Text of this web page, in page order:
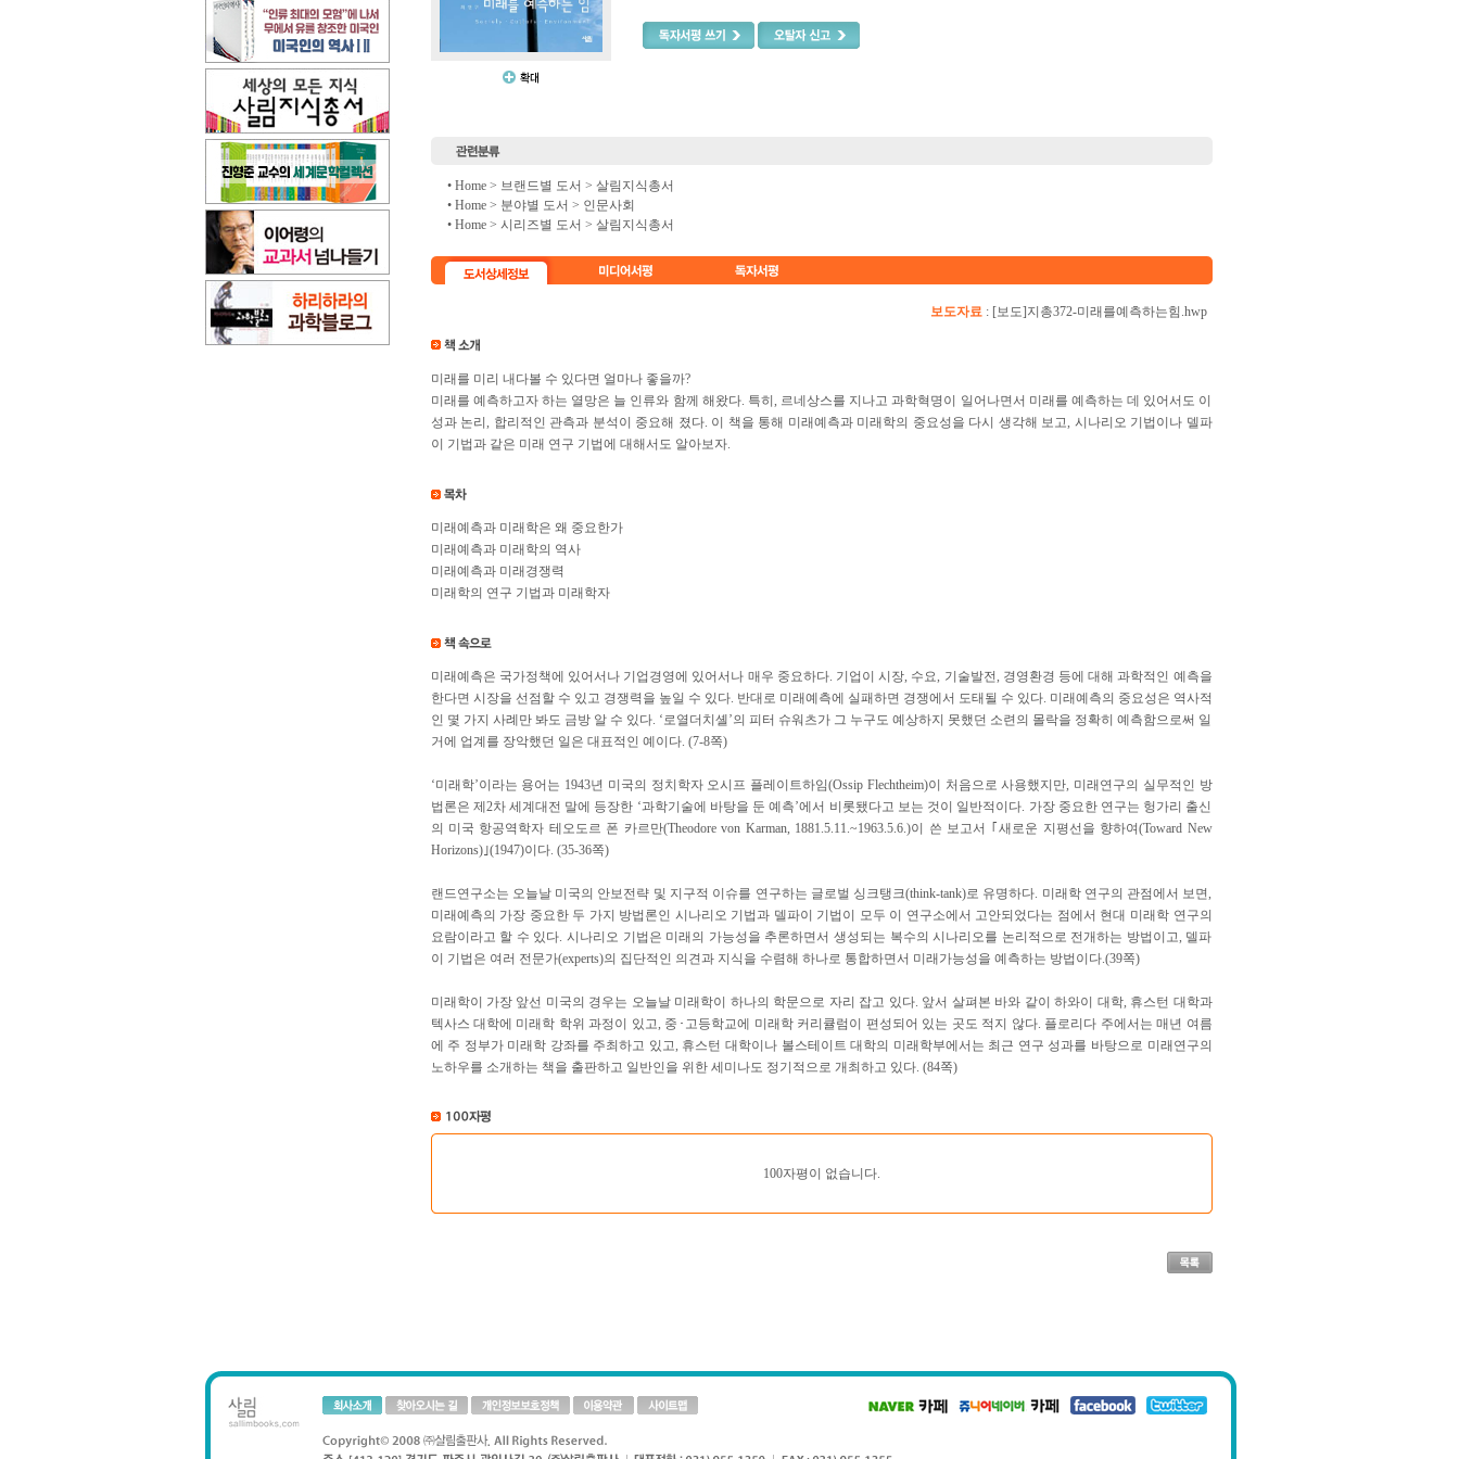
• Home > 브랜드별 도서 > 살림지식총서
• Home > 분야별 도서 > 인문사회
• Home > 시리즈별 도서 > 살림지식총서
보도자료: [보도]지총372-미래를예측하는힘.hwp
미래를 미리 내다볼 수 있다면 얼마나 좋을까?
미래를 예측하고자 하는 열망은 늘 인류와 함께 해왔다. 특히, 르네상스를 지나고 과학혁명이 일어나면서 미래를 예측하는 데 있어서도 이
성과 논리, 합리적인 관측과 분석이 중요해 졌다. 이 책을 통해 미래예측과 미래학의 중요성을 다시 생각해 보고, 시나리오 기법이나 델파
이 기법과 같은 미래 연구 기법에 대해서도 알아보자.
미래예측과 미래학은 왜 중요한가
미래예측과 미래학의 역사
미래예측과 미래경쟁력
미래학의 연구 기법과 미래학자
미래예측은 국가정책에 있어서나 기업경영에 있어서나 매우 중요하다. 기업이 시장, 수요, 기술발전, 경영환경 등에 대해 과학적인 예측을
한다면 시장을 선점할 수 있고 경쟁력을 높일 수 있다. 반대로 미래예측에 실패하면 경쟁에서 도태될 수 있다. 미래예측의 중요성은 역사적
인 몇 가지 사례만 봐도 금방 알 수 있다. ‘로열더치셸’의 피터 슈워츠가 그 누구도 예상하지 못했던 소련의 몰락을 정확히 예측함으로써 일
거에 업계를 장악했던 일은 대표적인 예이다. (7-8쪽)
‘미래학’이라는 용어는 1943년 미국의 정치학자 오시프 플레이트하임(Ossip Flechtheim)이 처음으로 사용했지만, 미래연구의 실무적인 방
법론은 제2차 세계대전 말에 등장한 ‘과학기술에 바탕을 둔 예측’에서 비롯됐다고 보는 것이 일반적이다. 가장 중요한 연구는 헝가리 출신
의 미국 항공역학자 테오도르 폰 카르만(Theodore von Karman, 1881.5.11.~1963.5.6.)이 쓴 보고서 ｢새로운 지평선을 향하여(Toward New
Horizons)｣(1947)이다. (35-36쪽)
랜드연구소는 오늘날 미국의 안보전략 및 지구적 이슈를 연구하는 글로벌 싱크탱크(think-tank)로 유명하다. 미래학 연구의 관점에서 보면,
미래예측의 가장 중요한 두 가지 방법론인 시나리오 기법과 델파이 기법이 모두 이 연구소에서 고안되었다는 점에서 현대 미래학 연구의
요람이라고 할 수 있다. 시나리오 기법은 미래의 가능성을 추론하면서 생성되는 복수의 시나리오를 논리적으로 전개하는 방법이고, 델파
이 기법은 여러 전문가(experts)의 집단적인 의견과 지식을 수렴해 하나로 통합하면서 미래가능성을 예측하는 방법이다.(39쪽)
미래학이 가장 앞선 미국의 경우는 오늘날 미래학이 하나의 학문으로 자리 잡고 있다. 앞서 살펴본 바와 같이 하와이 대학, 휴스턴 대학과
텍사스 대학에 미래학 학위 과정이 있고, 중･고등학교에 미래학 커리큘럼이 편성되어 있는 곳도 적지 않다. 플로리다 주에서는 매년 여름
에 주 정부가 미래학 강좌를 주최하고 있고, 휴스턴 대학이나 볼스테이트 대학의 미래학부에서는 최근 연구 성과를 바탕으로 미래연구의
노하우를 소개하는 책을 출판하고 일반인을 위한 세미나도 정기적으로 개최하고 있다. (84쪽)